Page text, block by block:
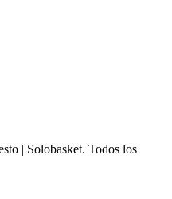
| Solobasket. Todos los